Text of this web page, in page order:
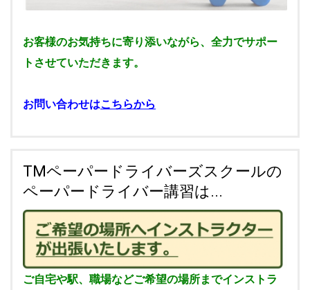
お客様のお気持ちに寄り添いながら、全力でサポー
トさせていただきます。
お問い合わせはこちらから
TMペーパードライバーズスクールの
ペーパードライバー講習は...
ご自宅や駅、職場などご希望の場所までインストラ